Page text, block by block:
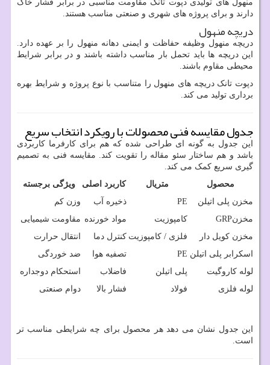
منهول های تولیدی دپوت تانک مقاومت مناسبی در برابر فشار خاک
دارند و برای پروژه های شهری و صنعتی مناسب هستند.
دریچه منهول
دریچه منهول وظیفه حفاظت و ایمنی دهانه منهول را بر عهده دارد.
این دریچه ها باید تحمل بار مناسب داشته باشند و در برابر شرایط
محیطی مقاوم باشند.
دپوت تانک دریچه های منهول را متناسب با نوع پروژه و شرایط بهره
برداری تولید می کند.
جدول مقایسه فنی محصولات با رویکرد انتخاب سریع
این جدول به گونه ای طراحی شده که هم برای کارفرما کاربردی
باشد و هم ساختار سئو مقاله را تقویت کند. مقایسه فنی به تصمیم
گیری سریع کمک می کند.
محصول
متریال کاربرد اصلی
ویژگی برجسته
مخزن پلی اتیلن
PE ذخیره آب
وزن کم
مخزنGRP کامپوزیت مواد خورنده مقاومت شیمیایی
مخزن کویل دار
فلزی / کامپوزیت کنترل دما
انتقال حرارت
اسکرابر پلی اتیلن PE تصفیه هوا
ضد خوردگی
لوله کاروگیت
پلی اتیلن فاضلاب
استحکام دوجداره
لوله فلزی
فولاد فشار بالا دوام صنعتی
این جدول نشان می دهد هر محصول برای چه شرایطی مناسب تر
است.